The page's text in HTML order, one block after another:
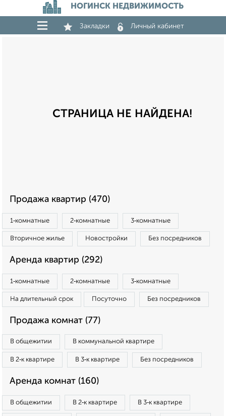
НОГИНСК НЕДВИЖИМОСТЬ
Закладки Личный кабинет
СТРАНИЦА НЕ НАЙДЕНА!
Продажа квартир (470)
1‑комнатные 2‑комнатные 3‑комнатные
Вторичное жилье Новостройки Без посредников
Аренда квартир (292)
1‑комнатные 2‑комнатные 3‑комнатные
На длительный срок Посуточно Без посредников
Продажа комнат (77)
В общежитии В коммунальной квартире
В 2‑к квартире В 3‑к квартире Без посредников
Аренда комнат (160)
В общежитии В 2‑к квартире В 3‑к квартире